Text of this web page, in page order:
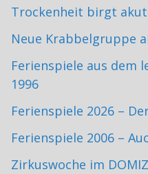
Trockenheit birgt
Neue Krabbelgruppe
Ferienspiele aus dem
1996
Ferienspiele 2026 –
Ferienspiele 2006 –
Zirkuswoche im